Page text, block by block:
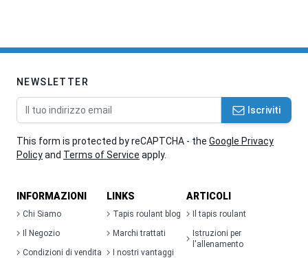
NEWSLETTER
Indirizzo email Iscriviti
This form is protected by reCAPTCHA - the Google Privacy
Policyand Terms of Service apply.
INFORMAZIONI
Chi Siamo
Il Negozio
Condizioni di vendita
LINKS
Tapis roulant blog
Marchi trattati
I nostri vantaggi
ARTICOLI
Il tapis roulant
Istruzioni per
l'allenamento